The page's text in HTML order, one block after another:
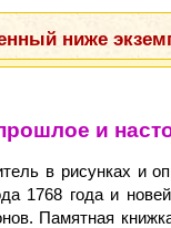
ниже
и
в рисунках и
1768 года и
Памятная